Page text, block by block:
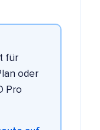
für
oder
Pro